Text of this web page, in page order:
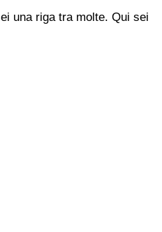
una riga tra molte. Qui sei